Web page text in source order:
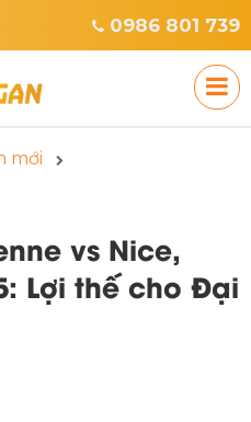
0986 801 739
mới
vs Nice,
Lợi thế cho Đại